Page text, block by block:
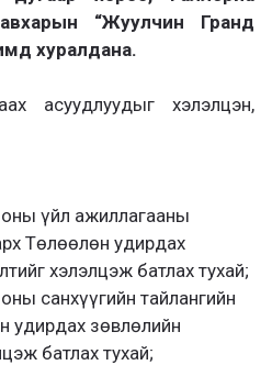
“Жуулчин Гранд
хуралдана.
асуудлуудыг хэлэлцэн,
үйл ажиллагааны
Төлөөлөн удирдах
хэлэлцэж батлах тухай;
санхүүгийн тайлангийн
удирдах зөвлөлийн
батлах тухай;